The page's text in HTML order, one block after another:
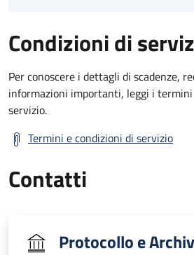
Condizioni di
Per conoscere i dettagli di scadenze,
informazioni importanti, leggi i
servizio.
Termini e condizioni di servizio
Contatti
Protocollo e